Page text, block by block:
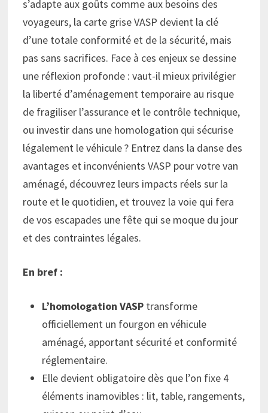
s’adapte aux goûts comme aux besoins des
voyageurs, la carte grise VASP devient la clé
d’une totale conformité et de la sécurité, mais
pas sans sacrifices. Face à ces enjeux se dessine
une réflexion profonde : vaut-il mieux privilégier
la liberté d’aménagement temporaire au risque
de fragiliser l’assurance et le contrôle technique,
ou investir dans une homologation qui sécurise
légalement le véhicule ? Entrez dans la danse des
avantages et inconvénients VASP pour votre van
aménagé, découvrez leurs impacts réels sur la
route et le quotidien, et trouvez la voie qui fera
de vos escapades une fête qui se moque du jour
et des contraintes légales.
En bref :
L’homologation VASP transforme
officiellement un fourgon en véhicule
aménagé, apportant sécurité et conformité
réglementaire.
Elle devient obligatoire dès que l’on fixe 4
éléments inamovibles : lit, table, rangements,